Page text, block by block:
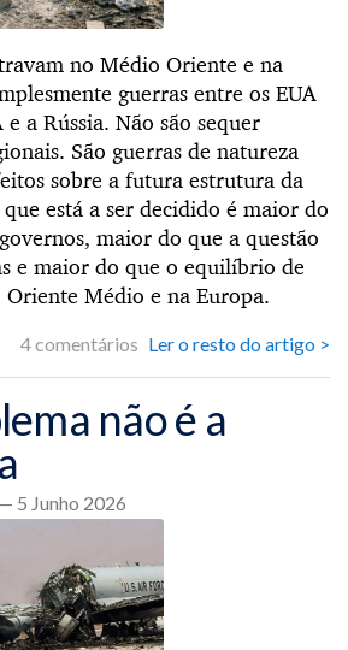
no Médio Oriente e na
guerras entre os EUA
a Rússia. Não são sequer
São guerras de natureza
sobre a futura estrutura da
está a ser decidido é maior do
maior do que a questão
e maior do que o equilíbrio de
Médio e na Europa.
4 comentários Ler o resto do artigo >
não é a
5 Junho 2026